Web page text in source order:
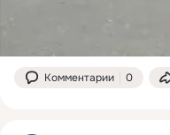
Комментарии 0